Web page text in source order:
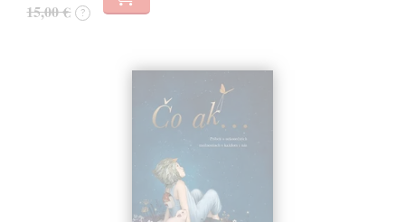
15,00 € ?